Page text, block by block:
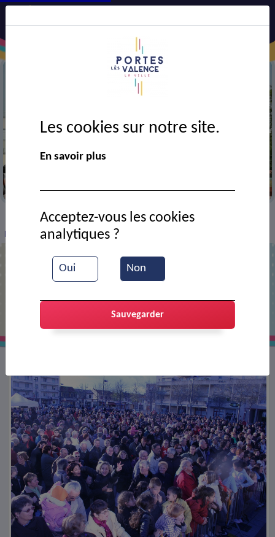
> VIE MUNICIPALE > Ressources documentaires
Fête des 100 ans de la naissance de la commune
Fête des 100 ans de la naissance de
la commune
Les cookies sur notre site.
En savoir plus
Oui Non
Acceptez-vous les cookies
analytiques ?
Sauvegarder